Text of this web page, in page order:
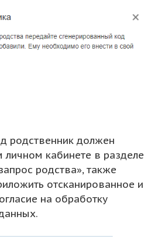
родственник должен
личном кабинете в разделе
родства», также
отсканированное и
на обработку